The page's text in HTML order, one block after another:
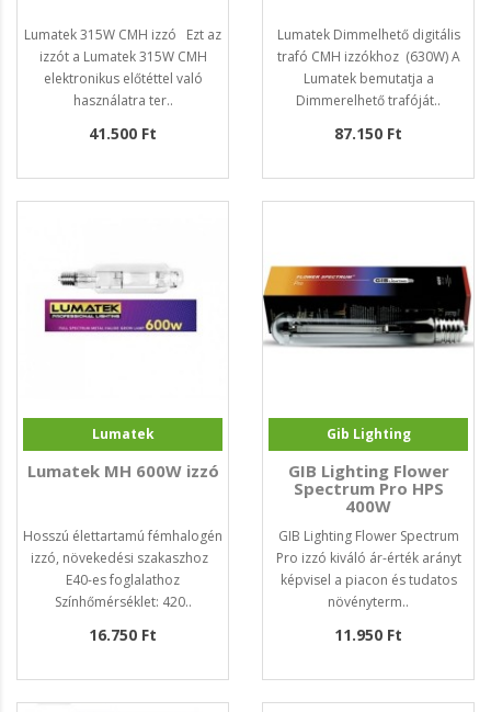
Lumatek 315W CMH izzó Ezt az
izzót a Lumatek 315W CMH
elektronikus előtéttel való
használatra ter..
41.500 Ft
Lumatek Dimmelhető digitális
trafó CMH izzókhoz (630W) A
Lumatek bemutatja a
Dimmerelhető trafóját..
87.150 Ft
Lumatek
Lumatek MH 600W izzó
Hosszú élettartamú fémhalogén
izzó, növekedési szakaszhoz
E40-es foglalathoz
Színhőmérséklet: 420..
16.750 Ft
Gib Lighting
GIB Lighting Flower
Spectrum Pro HPS
400W
GIB Lighting Flower Spectrum
Pro izzó kiváló ár-érték arányt
képvisel a piacon és tudatos
növényterm..
11.950 Ft